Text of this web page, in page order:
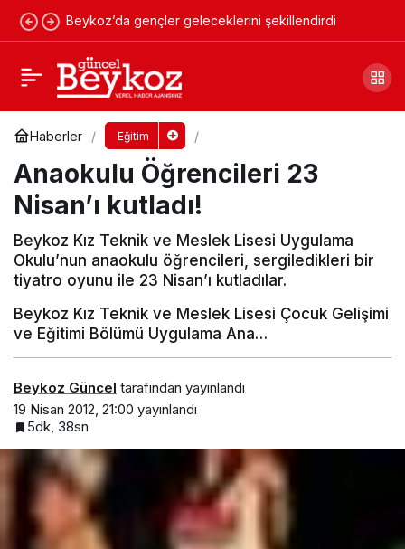
Beykoz’da gençler geleceklerini şekillendirdi
Haberler Eğitim
Anaokulu Öğrencileri 23
Nisan’ı kutladı!
Beykoz Kız Teknik ve Meslek Lisesi Uygulama
Okulu’nun anaokulu öğrencileri, sergiledikleri bir
tiyatro oyunu ile 23 Nisan’ı kutladılar.
Beykoz Kız Teknik ve Meslek Lisesi Çocuk Gelişimi
ve Eğitimi Bölümü Uygulama Ana…
Beykoz Güncel tarafından yayınlandı
19 Nisan 2012, 21:00 yayınlandı
5dk, 38sn
M.Osman Akfırat Kütüphanesi okurlarını
bekliyor
Yorum Yap Paylaş